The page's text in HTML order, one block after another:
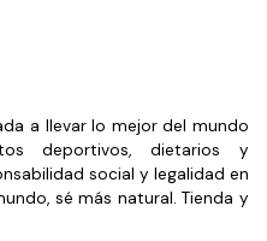
a llevar lo mejor del mundo
deportivos, dietarios y
social y legalidad en
sé más natural. Tienda y